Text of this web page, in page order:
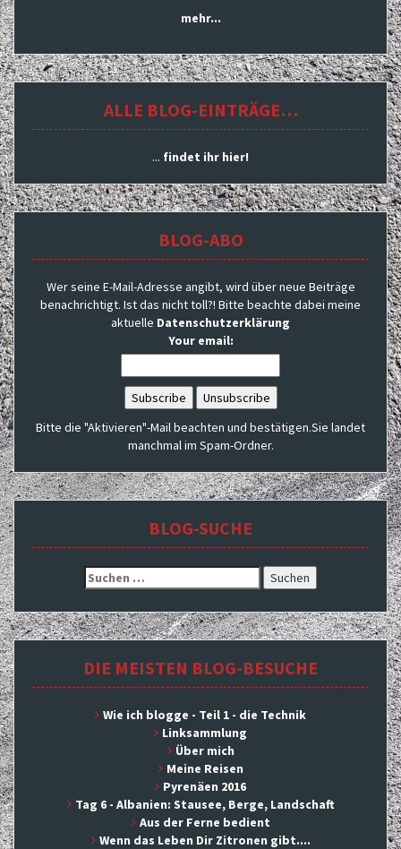
mehr...
ALLE BLOG-EINTRÄGE…
... findet ihr hier!
BLOG-ABO
Wer seine E-Mail-Adresse angibt, wird über neue Beiträge
benachrichtigt. Ist das nicht toll?! Bitte beachte dabei meine
aktuelle Datenschutzerklärung
Your email:
Bitte die "Aktivieren"-Mail beachten und bestätigen.Sie landet
manchmal im Spam-Ordner.
BLOG-SUCHE
Suchen
nach:
DIE MEISTEN BLOG-BESUCHE
Wie ich blogge - Teil 1 - die Technik
Linksammlung
Über mich
Meine Reisen
Pyrenäen 2016
Tag 6 - Albanien: Stausee, Berge, Landschaft
Aus der Ferne bedient
Wenn das Leben Dir Zitronen gibt....